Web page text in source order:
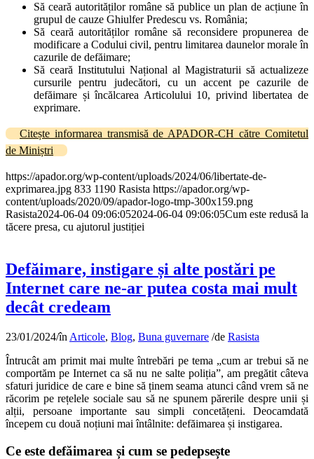
Să ceară autorităților române să publice un plan de acțiune în
grupul de cauze Ghiulfer Predescu vs. România;
Să ceară autorităților române să reconsidere propunerea de
modificare a Codului civil, pentru limitarea daunelor morale în
cazurile de defăimare;
Să ceară Institutului Național al Magistraturii să actualizeze
cursurile pentru judecători, cu un accent pe cazurile de
defăimare și încălcarea Articolului 10, privind libertatea de
exprimare.
Citește informarea transmisă de APADOR-CH către Comitetul
de Miniștri
https://apador.org/wp-content/uploads/2024/06/libertate-de-
exprimarea.jpg 833 1190 Rasista https://apador.org/wp-
content/uploads/2020/09/apador-logo-tmp-300x159.png
Rasista2024-06-04 09:06:052024-06-04 09:06:05Cum este redusă la
tăcere presa, cu ajutorul justiției
Defăimare, instigare și alte postări pe
Internet care ne-ar putea costa mai mult
decât credeam
23/01/2024/în Articole, Blog, Buna guvernare /de Rasista
Întrucât am primit mai multe întrebări pe tema „cum ar trebui să ne
comportăm pe Internet ca să nu ne salte poliția”, am pregătit câteva
sfaturi juridice de care e bine să ținem seama atunci când vrem să ne
răcorim pe rețelele sociale sau să ne spunem părerile despre unii și
alții, persoane importante sau simpli concetățeni. Deocamdată
începem cu două noțiuni mai întâlnite: defăimarea și instigarea.
Ce este defăimarea și cum se pedepsește